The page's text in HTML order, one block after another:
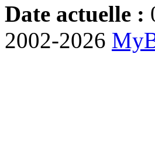
Date actuelle :
2002-2026